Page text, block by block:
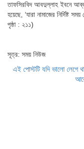
তাফসিরবিদ আবদুল্লাহ ইবনে
হয়েছে, ‘যারা নামাজের নির্দিষ্ট
পৃষ্ঠা : ২১১)
সূত্র: সময় নিউজ
এই পোস্টটি যদি ভালো লেগে